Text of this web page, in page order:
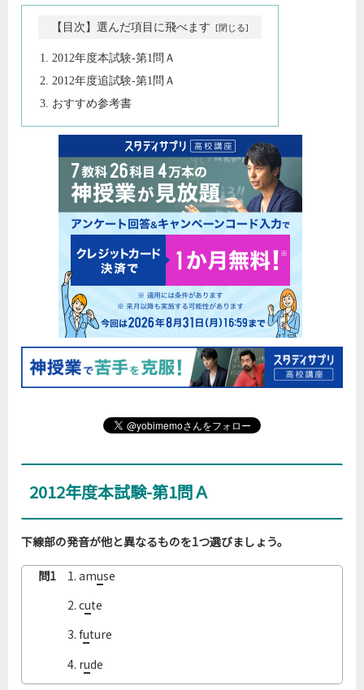
【目次】選んだ項目に飛べます
2012年度本試験-第1問Ａ
2012年度追試験-第1問Ａ
おすすめ参考書
2012年度本試験-第1問Ａ
下線部の発音が他と異なるものを1つ選びましょう。
問1 1. amuse
2. cute
3. future
4. rude